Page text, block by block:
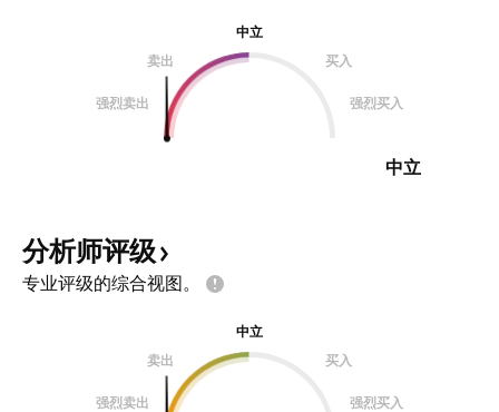
折价”，让公司能够纯粹依靠科学实
力进行竞争。BeOne 目前以股票代
码 ONC 交易，市值达到 380-400
亿美元，并在 2025 年初实现了首
个季度的 GAAP 盈利，过
年：毕业于斯坦福
商管理硕士（MBA
如下：
中立
卖出
买入
强烈卖出 强烈买入
中立
分析师评级
专业评级的综合视图。
中立
卖出
买入
强烈卖出 强烈买入